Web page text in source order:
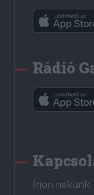
Rádió
Írjon nekünk